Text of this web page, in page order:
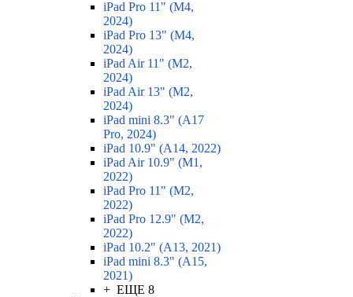
iPad Pro 11" (M4,
2024)
iPad Pro 13" (M4,
2024)
iPad Air 11" (M2,
2024)
iPad Air 13" (M2,
2024)
iPad mini 8.3" (A17
Pro, 2024)
iPad 10.9" (A14, 2022)
iPad Air 10.9" (M1,
2022)
iPad Pro 11" (M2,
2022)
iPad Pro 12.9" (M2,
2022)
iPad 10.2" (A13, 2021)
iPad mini 8.3" (A15,
2021)
+ ЕЩЕ 8